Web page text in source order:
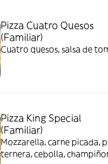
Pizza Cuatro Quesos
(Familiar)
Cuatro quesos, salsa de
Pizza King Special
(Familiar)
Mozzarella, carne picada,
ternera, cebolla,